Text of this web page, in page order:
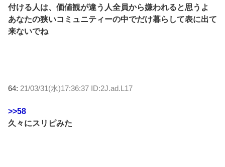
付ける人は、価値観が違う人全員から嫌われると思うよ
あなたの狭いコミュニティーの中でだけ暮らして表に出て
来ないでね
64: 21/03/31(水)17:36:37 ID:2J.ad.L17
>>58
久々にスリピみた